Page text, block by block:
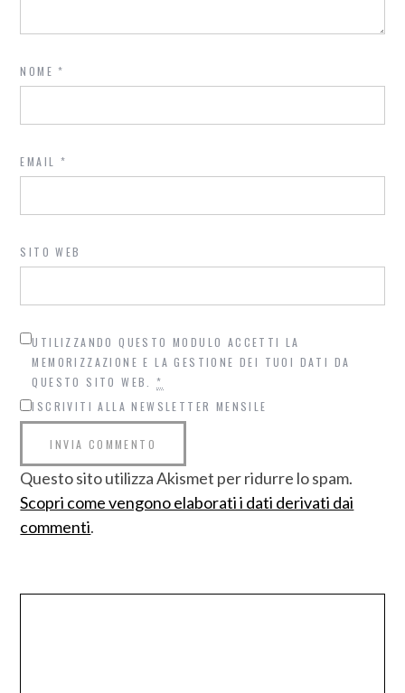
NOME*
EMAIL *
SITO WEB
UTILIZZANDO QUESTO MODULO ACCETTI LA
MEMORIZZAZIONE E LA GESTIONE DEI TUOI DATI DA
QUESTO SITO WEB.*
ISCRIVITI ALLA NEWSLETTER MENSILE
Questo sito utilizza Akismet per ridurre lo spam.
Scopri come vengono elaborati i dati derivati dai
commenti.